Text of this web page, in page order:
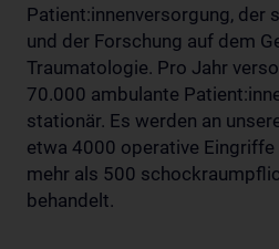
Patient:innenversorgung, der
und der Forschung auf dem
Traumatologie. Pro Jahr
70.000 ambulante
stationär. Es werden an
etwa 4000 operative
mehr als 500
behandelt.